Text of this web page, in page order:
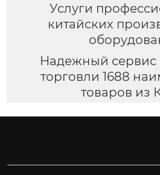
Услуги
китайских
Надежный сервис
торговли 1688
товаров из